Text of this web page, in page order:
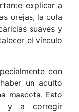
explicar a
orejas, la cola
suaves y
el vínculo
con
un adulto
mascota. Esto
y a corregir